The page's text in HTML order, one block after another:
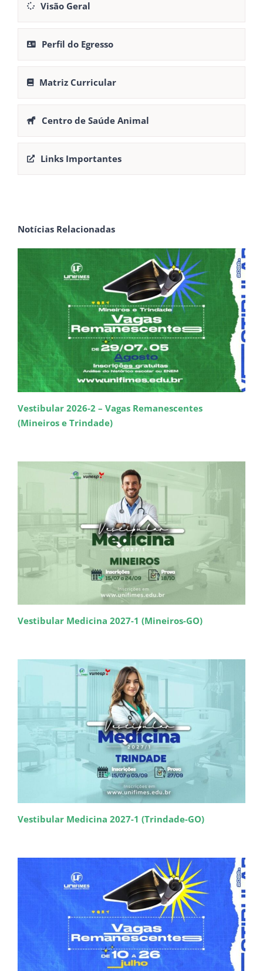
Visão Geral
Perfil do Egresso
Matriz Curricular
Centro de Saúde Animal
Links Importantes
Notícias Relacionadas
Vestibular 2026-2 – Vagas Remanescentes
(Mineiros e Trindade)
Vestibular Medicina 2027-1 (Mineiros-GO)
Vestibular Medicina 2027-1 (Trindade-GO)